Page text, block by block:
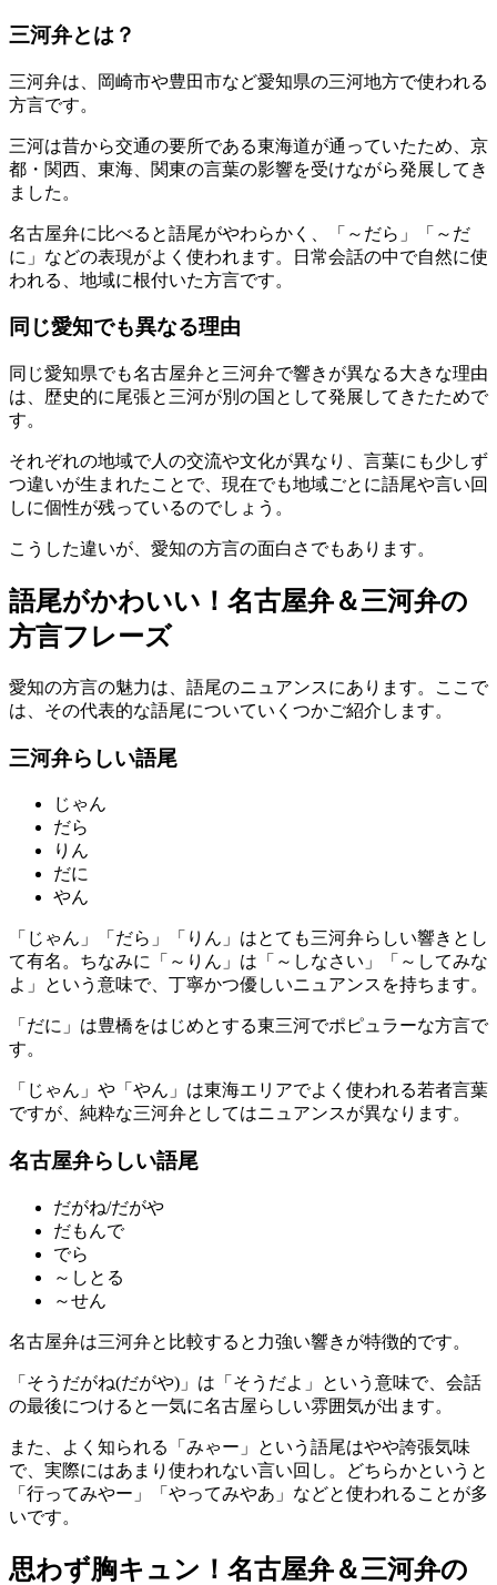
三河弁とは？
三河弁は、岡崎市や豊田市など愛知県の三河地方で使われる
方言です。
三河は昔から交通の要所である東海道が通っていたため、京
都・関西、東海、関東の言葉の影響を受けながら発展してき
ました。
名古屋弁に比べると語尾がやわらかく、「～だら」「～だ
に」などの表現がよく使われます。日常会話の中で自然に使
われる、地域に根付いた方言です。
同じ愛知でも異なる理由
同じ愛知県でも名古屋弁と三河弁で響きが異なる大きな理由
は、歴史的に尾張と三河が別の国として発展してきたためで
す。
それぞれの地域で人の交流や文化が異なり、言葉にも少しず
つ違いが生まれたことで、現在でも地域ごとに語尾や言い回
しに個性が残っているのでしょう。
こうした違いが、愛知の方言の面白さでもあります。
語尾がかわいい！名古屋弁＆三河弁の
方言フレーズ
愛知の方言の魅力は、語尾のニュアンスにあります。ここで
は、その代表的な語尾についていくつかご紹介します。
三河弁らしい語尾
じゃん
だら
りん
だに
やん
「じゃん」「だら」「りん」はとても三河弁らしい響きとし
て有名。ちなみに「～りん」は「～しなさい」「～してみな
よ」という意味で、丁寧かつ優しいニュアンスを持ちます。
「だに」は豊橋をはじめとする東三河でポピュラーな方言で
す。
「じゃん」や「やん」は東海エリアでよく使われる若者言葉
ですが、純粋な三河弁としてはニュアンスが異なります。
名古屋弁らしい語尾
だがね/だがや
だもんで
でら
～しとる
～せん
名古屋弁は三河弁と比較すると力強い響きが特徴的です。
「そうだがね(だがや)」は「そうだよ」という意味で、会話
の最後につけると一気に名古屋らしい雰囲気が出ます。
また、よく知られる「みゃー」という語尾はやや誇張気味
で、実際にはあまり使われない言い回し。どちらかというと
「行ってみやー」「やってみやあ」などと使われることが多
いです。
思わず胸キュン！名古屋弁＆三河弁の